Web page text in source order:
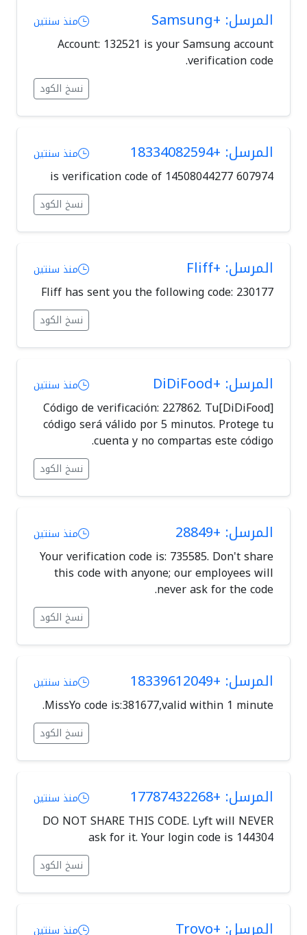
المرسل: +Samsung منذ سنتين
Account: 132521 is your Samsung account
verification code.
نسخ الكود
المرسل: +18334082594 منذ سنتين
607974 is verification code of 14508044277
نسخ الكود
المرسل: +Fliff منذ سنتين
Fliff has sent you the following code: 230177
نسخ الكود
المرسل: +DiDiFood منذ سنتين
[DiDiFood]Código de verificación: 227862. Tu
código será válido por 5 minutos. Protege tu
cuenta y no compartas este código.
نسخ الكود
المرسل: +28849 منذ سنتين
Your verification code is: 735585. Don't share
this code with anyone; our employees will
never ask for the code.
نسخ الكود
المرسل: +18339612049 منذ سنتين
MissYo code is:381677,valid within 1 minute.
نسخ الكود
المرسل: +17787432268 منذ سنتين
DO NOT SHARE THIS CODE. Lyft will NEVER
ask for it. Your login code is 144304
نسخ الكود
المرسل: +Trovo منذ سنتين